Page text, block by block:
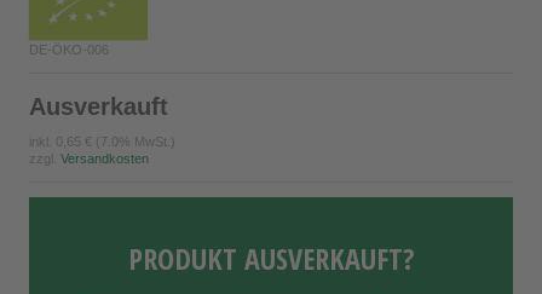
DE-ÖKO-006
Ausverkauft
inkl. 0,65 € (7.0% MwSt.)
zzgl. Versandkosten
PRODUKT AUSVERKAUFT?